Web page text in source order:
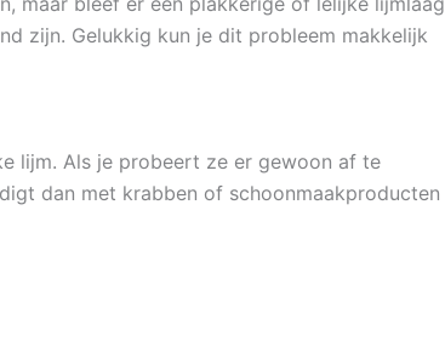
zijn. Gelukkig kun je dit probleem makkelijk
lijm. Als je probeert ze er gewoon af te
dan met krabben of schoonmaakproducten